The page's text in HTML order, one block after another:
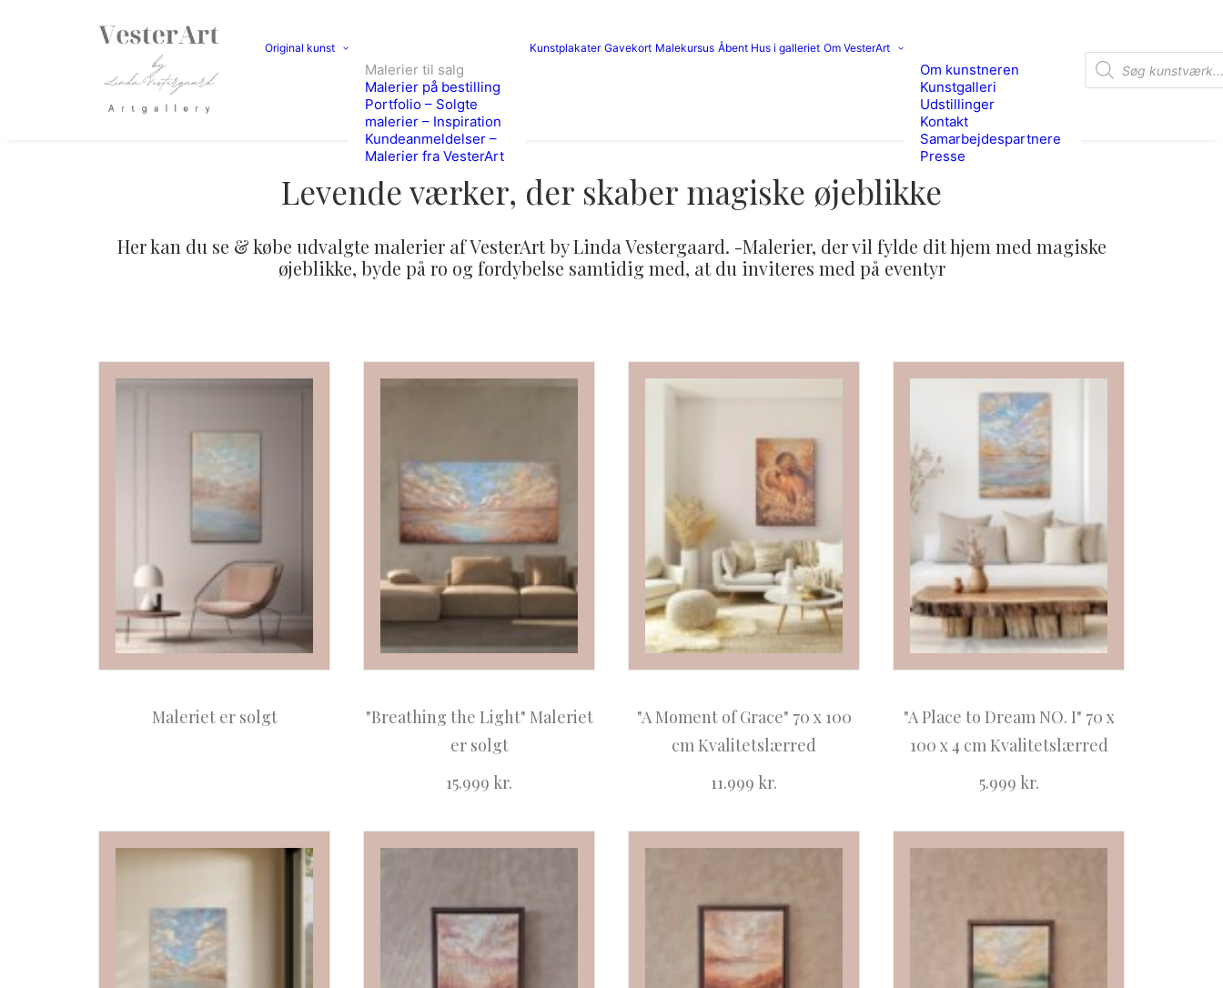
Original kunst
Malerier til salg
Malerier på bestilling
Portfolio – Solgte
malerier – Inspiration
Kundeanmeldelser –
Malerier fra VesterArt
Kunstplakater Gavekort Malekursus Åbent Hus i galleriet Om VesterArt
Om kunstneren
Kunstgalleri
Udstillinger
Kontakt
Samarbejdespartnere
Presse
Products search
Levende værker, der skaber magiske øjeblikke
Her kan du se & købe udvalgte malerier af VesterArt by Linda Vestergaard. -Malerier, der vil fylde dit hjem med magiske
øjeblikke, byde på ro og fordybelse samtidig med, at du inviteres med på eventyr
Maleriet er solgt
"Breathing the Light" Maleriet
er solgt
15.999 kr.
"A Moment of Grace" 70 x 100
cm Kvalitetslærred
11.999 kr.
"A Place to Dream NO. I" 70 x
100 x 4 cm Kvalitetslærred
5.999 kr.